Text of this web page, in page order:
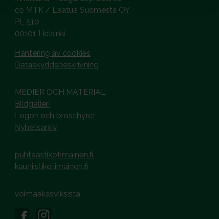
co MTK / Laatua Suomesta OY
PL 510
00101 Helsinki
Hantering av cookies
Dataskyddsbeskrivning
MEDIER OCH MATERIAL
Bildgalleri
Logon och broschyrer
Nyhetsarkiv
puhtaastikotimainen.fi
kauniistikotimainen.fi
voimaakasviksista